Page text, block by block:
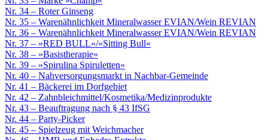
Nr. 34 – Roter Ginseng
Nr. 35 – Warenähnlichkeit Mineralwasser EVIAN/Wein REVIAN
Nr. 36 – Warenähnlichkeit Mineralwasser EVIAN/Wein REVIAN
Nr. 37 – »RED BULL«/»Sitting Bull«
Nr. 38 – »Basistherapie«
Nr. 39 – »Spirulina Spiruletten«
Nr. 40 – Nahversorgungsmarkt in Nachbar-Gemeinde
Nr. 41 – Bäckerei im Dorfgebiet
Nr. 42 – Zahnbleichmittel/Kosmetika/Medizinprodukte
Nr. 43 – Beauftragung nach § 43 IfSG
Nr. 44 – Party-Picker
Nr. 45 – Spielzeug mit Weichmacher